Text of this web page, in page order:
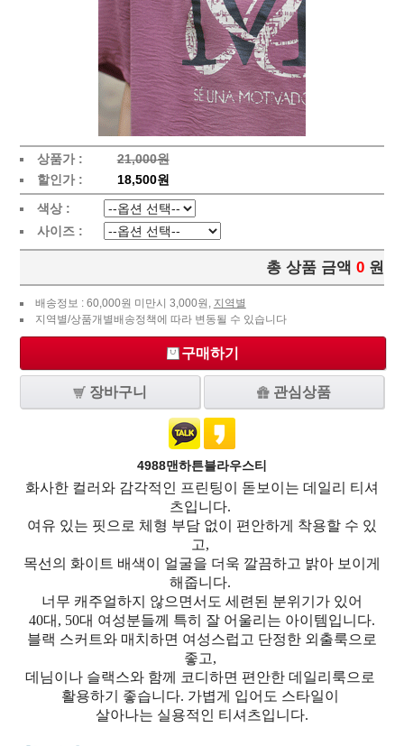
상품가 :
21,000원
할인가 :
18,500원
색상 :
사이즈 :
총 상품 금액 0 원
배송정보 : 60,000원 미만시 3,000원, 지역별
지역별/상품개별배송정책에 따라 변동될 수 있습니다
구매하기
장바구니 관심상품
4988맨하튼블라우스티
화사한 컬러와 감각적인 프린팅이 돋보이는 데일리 티셔
츠입니다.
여유 있는 핏으로 체형 부담 없이 편안하게 착용할 수 있
고,
목선의 화이트 배색이 얼굴을 더욱 깔끔하고 밝아 보이게
해줍니다.
너무 캐주얼하지 않으면서도 세련된 분위기가 있어
40대, 50대 여성분들께 특히 잘 어울리는 아이템입니다.
블랙 스커트와 매치하면 여성스럽고 단정한 외출룩으로
좋고,
데님이나 슬랙스와 함께 코디하면 편안한 데일리룩으로
활용하기 좋습니다. 가볍게 입어도 스타일이
살아나는 실용적인 티셔츠입니다.